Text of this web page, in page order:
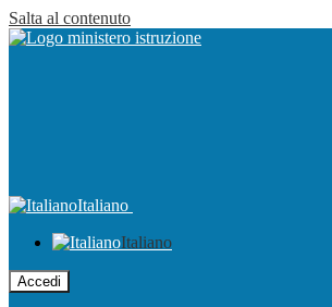
Salta al contenuto
Italiano
Italiano
Accedi